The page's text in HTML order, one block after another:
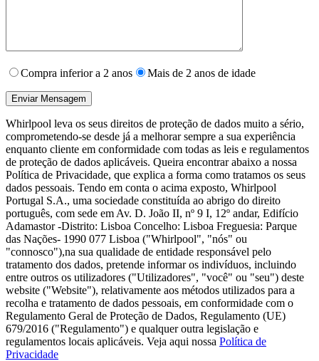
Compra inferior a 2 anos Mais de 2 anos de idade
Whirlpool leva os seus direitos de proteção de dados muito a sério,
comprometendo-se desde já a melhorar sempre a sua experiência
enquanto cliente em conformidade com todas as leis e regulamentos
de proteção de dados aplicáveis. Queira encontrar abaixo a nossa
Política de Privacidade, que explica a forma como tratamos os seus
dados pessoais. Tendo em conta o acima exposto, Whirlpool
Portugal S.A., uma sociedade constituída ao abrigo do direito
português, com sede em Av. D. João II, nº 9 I, 12º andar, Edifício
Adamastor -Distrito: Lisboa Concelho: Lisboa Freguesia: Parque
das Nações- 1990 077 Lisboa ("Whirlpool", "nós" ou
"connosco"),na sua qualidade de entidade responsável pelo
tratamento dos dados, pretende informar os indivíduos, incluindo
entre outros os utilizadores ("Utilizadores", "você" ou "seu") deste
website ("Website"), relativamente aos métodos utilizados para a
recolha e tratamento de dados pessoais, em conformidade com o
Regulamento Geral de Proteção de Dados, Regulamento (UE)
679/2016 ("Regulamento") e qualquer outra legislação e
regulamentos locais aplicáveis. Veja aqui nossa Política de
Privacidade